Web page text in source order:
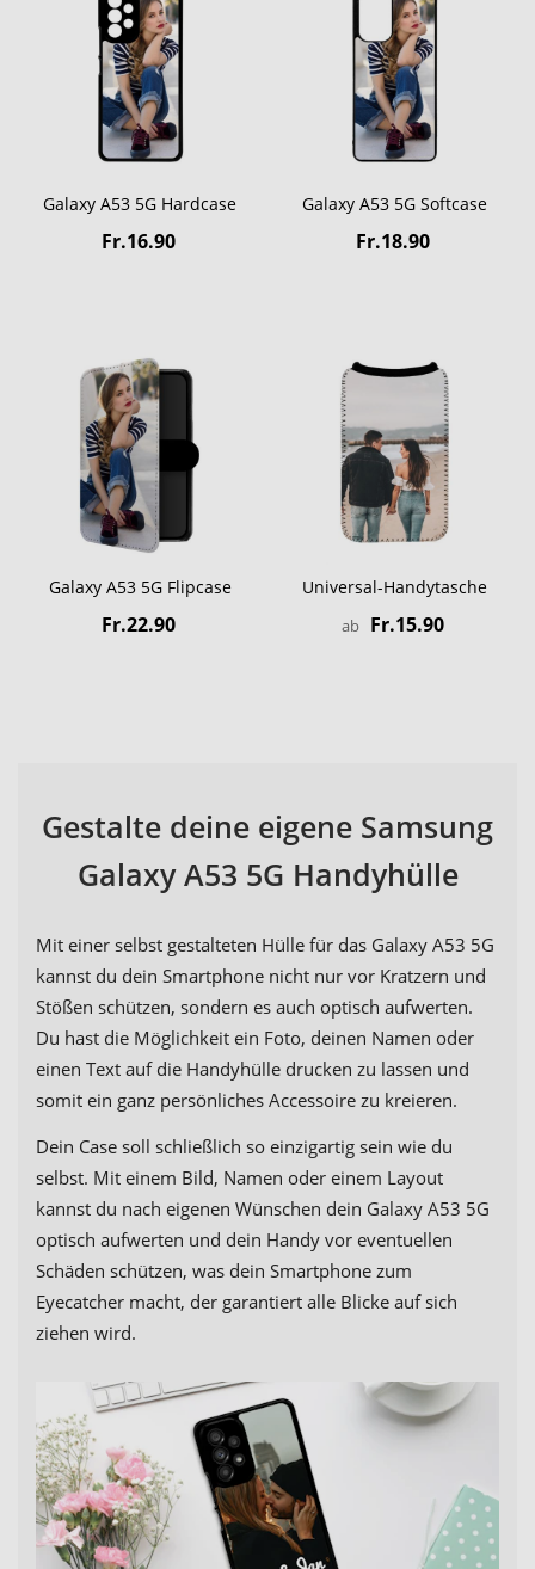
Galaxy A53 5G Hardcase
Fr.16.90
Galaxy A53 5G Softcase
Fr.18.90
Galaxy A53 5G Flipcase
Fr.22.90
Universal-Handytasche
ab Fr.15.90
Gestalte deine eigene Samsung
Galaxy A53 5G Handyhülle
Mit einer selbst gestalteten Hülle für das Galaxy A53 5G
kannst du dein Smartphone nicht nur vor Kratzern und
Stößen schützen, sondern es auch optisch aufwerten.
Du hast die Möglichkeit ein Foto, deinen Namen oder
einen Text auf die Handyhülle drucken zu lassen und
somit ein ganz persönliches Accessoire zu kreieren.
Dein Case soll schließlich so einzigartig sein wie du
selbst. Mit einem Bild, Namen oder einem Layout
kannst du nach eigenen Wünschen dein Galaxy A53 5G
optisch aufwerten und dein Handy vor eventuellen
Schäden schützen, was dein Smartphone zum
Eyecatcher macht, der garantiert alle Blicke auf sich
ziehen wird.